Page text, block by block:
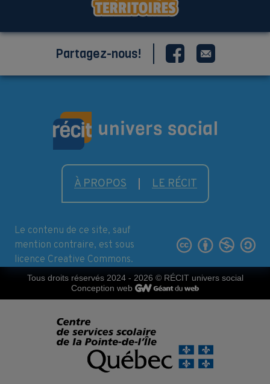
À PROPOS LE RÉCIT
Le contenu de ce site, sauf
mention contraire, est sous
licence Creative Commons.
Partagez-nous!
Tous droits réservés 2024 - 2026 © RÉCIT univers social
Conception web